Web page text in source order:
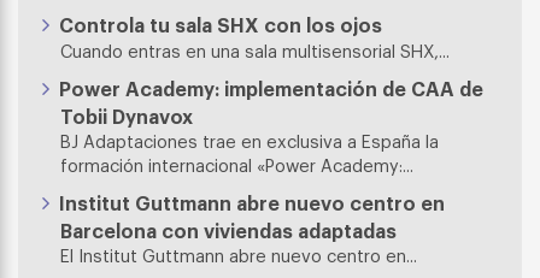
Controla tu sala SHX con los ojos
Cuando entras en una sala multisensorial SHX,...
Power Academy: implementación de CAA de
Tobii Dynavox
BJ Adaptaciones trae en exclusiva a España la
formación internacional «Power Academy:...
Institut Guttmann abre nuevo centro en
Barcelona con viviendas adaptadas
El Institut Guttmann abre nuevo centro en...